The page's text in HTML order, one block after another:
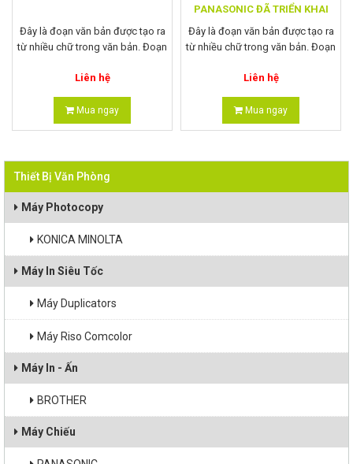
Đây là đoạn văn bản được tạo ra
từ nhiều chữ trong văn bản. Đoạn
người ta ghép nhiều dòng văn
bản thành một câu trong một
đoạn. Nhiều đoạn văn bản ghép
lại theo trật tự sẽ trở thành một
bài văn bản không phải văn bản
chỉ là một đoạn chữ dùng cho
mục đích đọc văn bản chứ nó
không hề có ý nghĩa của văn bản
Liên hệ
Mua ngay
PANASONIC ĐÃ TRIỂN KHAI
Đây là đoạn văn bản được tạo ra
từ nhiều chữ trong văn bản. Đoạn
người ta ghép nhiều dòng văn
bản thành một câu trong một
đoạn
Liên hệ
Mua ngay
Thiết Bị Văn Phòng
Máy Photocopy
KONICA MINOLTA
Máy In Siêu Tốc
Máy Duplicators
Máy Riso Comcolor
Máy In - Ấn
BROTHER
Máy Chiếu